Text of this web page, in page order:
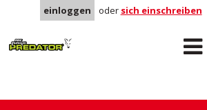
einloggen oder sich einschreiben
Predator